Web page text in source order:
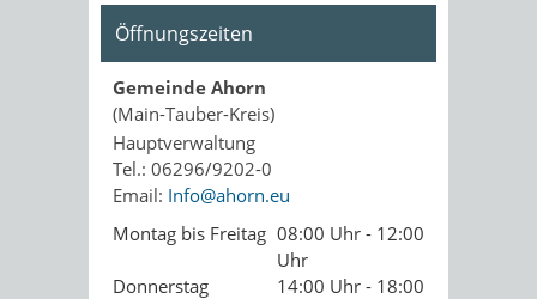
Öffnungszeiten
Gemeinde Ahorn
(Main-Tauber-Kreis)
Hauptverwaltung
Tel.: 06296/9202-0
Email: Info@ahorn.eu
Montag bis Freitag 08:00 Uhr - 12:00
Uhr
Donnerstag
14:00 Uhr - 18:00